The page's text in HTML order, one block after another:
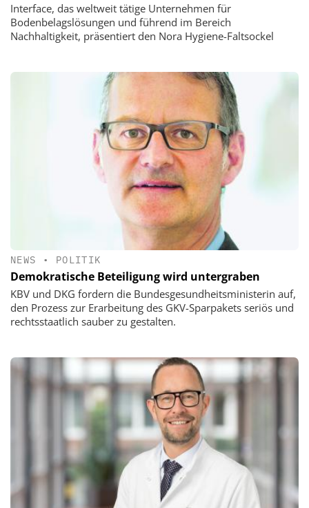
Interface, das weltweit tätige Unternehmen für
Bodenbelagslösungen und führend im Bereich
Nachhaltigkeit, präsentiert den Nora Hygiene-Faltsockel
NEWS • POLITIK
Demokratische Beteiligung wird untergraben
KBV und DKG fordern die Bundesgesundheitsministerin auf,
den Prozess zur Erarbeitung des GKV-Sparpakets seriös und
rechtsstaatlich sauber zu gestalten.